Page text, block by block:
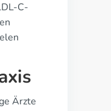
C-
Ärzte